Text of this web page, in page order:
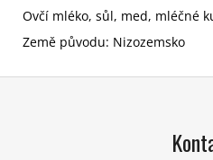
Ovčí mléko, sůl, med, mléčné
Země původu: Nizozemsko
Z